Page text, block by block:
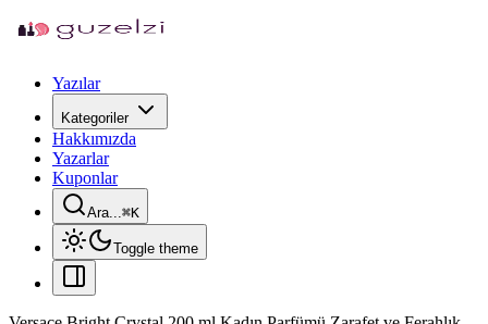
Yazılar
Kategoriler
Hakkımızda
Yazarlar
Kuponlar
Ara...⌘K
Toggle theme